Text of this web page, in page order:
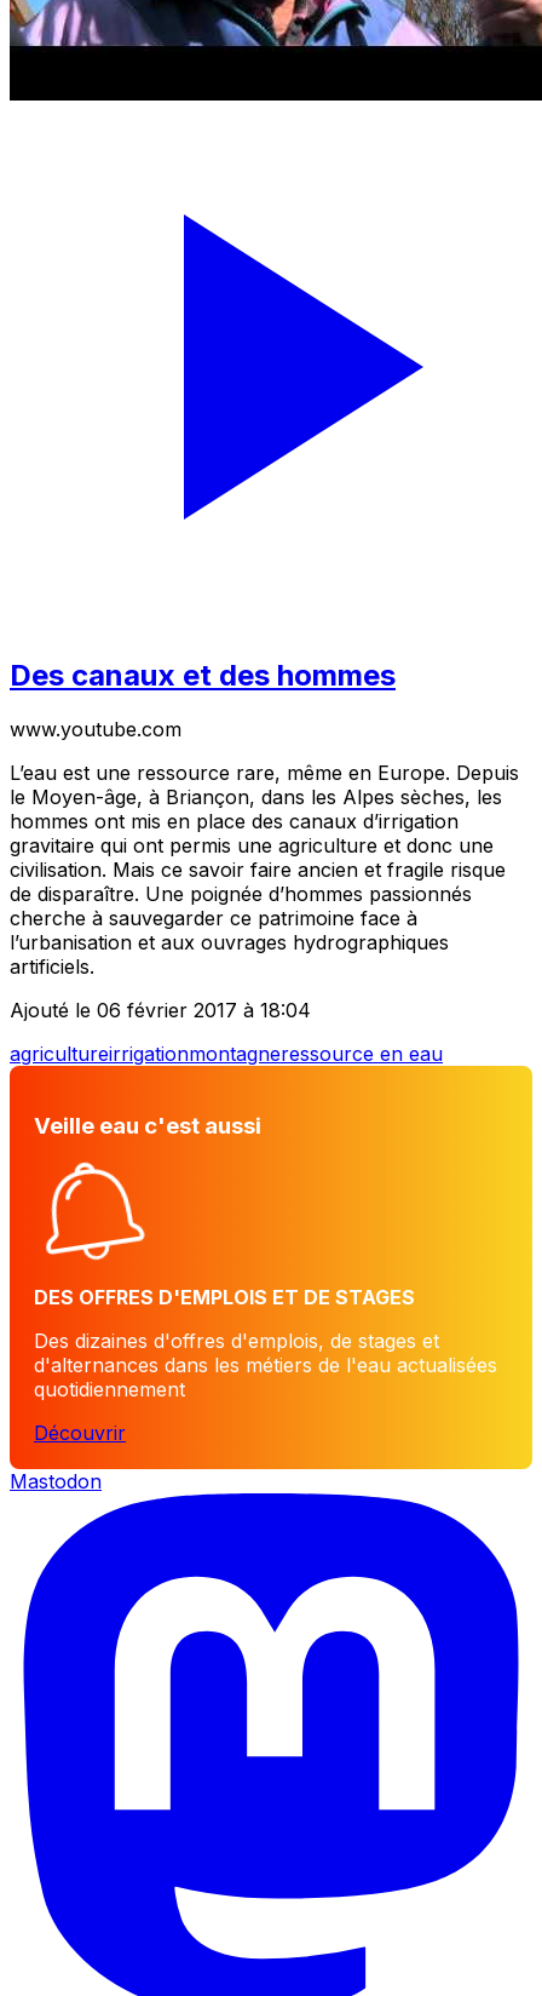
Des canaux et des hommes
www.youtube.com
L’eau est une ressource rare, même en Europe. Depuis
le Moyen-âge, à Briançon, dans les Alpes sèches, les
hommes ont mis en place des canaux d’irrigation
gravitaire qui ont permis une agriculture et donc une
civilisation. Mais ce savoir faire ancien et fragile risque
de disparaître. Une poignée d’hommes passionnés
cherche à sauvegarder ce patrimoine face à
l’urbanisation et aux ouvrages hydrographiques
artificiels.
Ajouté le 06 février 2017 à 18:04
agricultureirrigationmontagneressource en eau
Veille eau c'est aussi
DES OFFRES D'EMPLOIS ET DE STAGES
Des dizaines d'offres d'emplois, de stages et
d'alternances dans les métiers de l'eau actualisées
quotidiennement
Découvrir
Mastodon